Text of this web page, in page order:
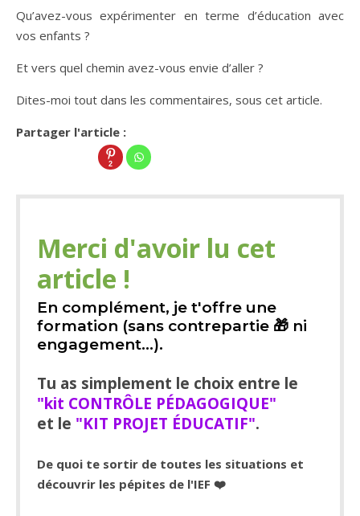
Qu’avez-vous expérimenter en terme d’éducation avec
vos enfants ?
Et vers quel chemin avez-vous envie d’aller ?
Dites-moi tout dans les commentaires, sous cet article.
Partager l'article :
2
Merci d'avoir lu cet
article !
En complément, je t'offre une
formation (sans contrepartie 🎁 ni
engagement...).
Tu as simplement le choix entre le
"kit CONTRÔLE PÉDAGOGIQUE"
et le "KIT PROJET ÉDUCATIF".
De quoi te sortir de toutes les situations et
découvrir les pépites de l'IEF ❤️